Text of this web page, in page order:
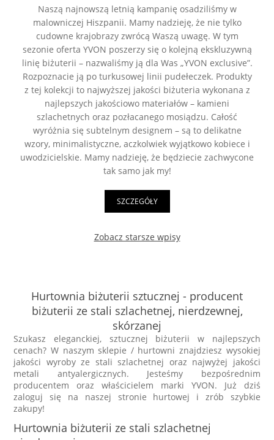
Naszą najnowszą letnią kampanię osadziliśmy w
malowniczej Hiszpanii. Mamy nadzieję, że nie tylko
cudowne krajobrazy zwrócą Waszą uwagę. W tym
sezonie oferta YVON poszerzy się o kolejną ekskluzywną
linię biżuterii – nazwaliśmy ją dla Was „YVON exclusive”.
Rozpoznacie ją po turkusowej linii pudełeczek. Produkty
z tej kolekcji to najwyższej jakości biżuteria wykonana z
najlepszych jakościowo materiałów – kamieni
szlachetnych oraz pozłacanego mosiądzu. Całość
wyróżnia się subtelnym designem – są to delikatne
wzory, minimalistyczne, aczkolwiek wyjątkowo kobiece i
uwodzicielskie. Mamy nadzieję, że będziecie zachwycone
tak samo jak my!
SZCZEGÓŁY
Zobacz starsze wpisy
Hurtownia biżuterii sztucznej - producent
biżuterii ze stali szlachetnej, nierdzewnej,
skórzanej
Szukasz eleganckiej, sztucznej biżuterii w najlepszych
cenach? W naszym sklepie / hurtowni znajdziesz wysokiej
jakości wyroby ze stali szlachetnej oraz najwyżej jakości
metali antyalergicznych. Jesteśmy bezpośrednim
producentem oraz właścicielem marki YVON. Już dziś
zaloguj się na naszej stronie hurtowej i zrób szybkie
zakupy!
Hurtownia biżuterii ze stali szlachetnej